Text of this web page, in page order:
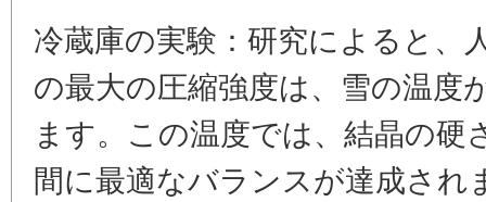
冷蔵庫の実験：研究によると、
の最大の圧縮強度は、雪の温度
ます。この温度では、結晶の硬
間に最適なバランスが達成され